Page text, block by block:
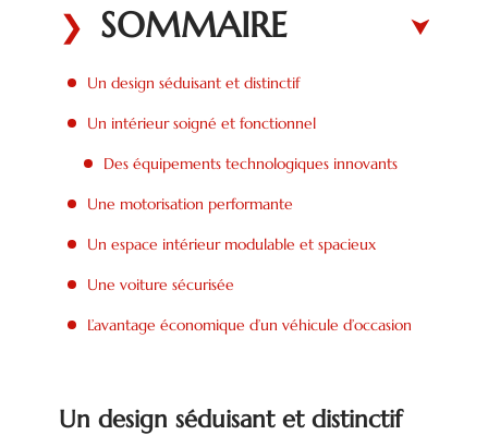
SOMMAIRE
Un design séduisant et distinctif
Un intérieur soigné et fonctionnel
Des équipements technologiques innovants
Une motorisation performante
Un espace intérieur modulable et spacieux
Une voiture sécurisée
L’avantage économique d’un véhicule d’occasion
Un design séduisant et distinctif